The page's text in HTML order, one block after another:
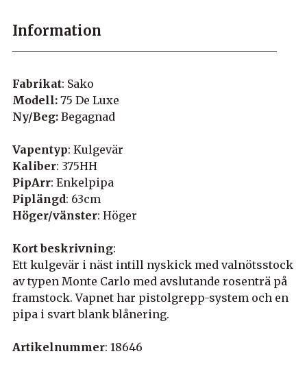
Information
Fabrikat: Sako
Modell: 75 De Luxe
Ny/Beg: Begagnad
Vapentyp: Kulgevär
Kaliber: 375HH
PipArr: Enkelpipa
Piplängd: 63cm
Höger/vänster: Höger
Kort beskrivning:
Ett kulgevär i näst intill nyskick med valnötsstock
av typen Monte Carlo med avslutande rosenträ på
framstock. Vapnet har pistolgrepp-system och en
pipa i svart blank blånering.
Artikelnummer: 18646